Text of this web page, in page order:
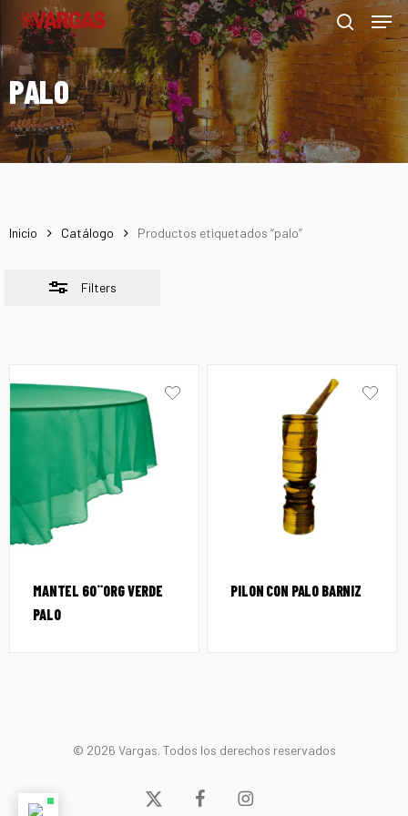
Skip
main
content
search
Menu
PALO
Inicio Catálogo Productos etiquetados “palo”
Filters
Close
Filters
MANTEL 60¨ORG VERDE
PALO
PILON CON PALO BARNIZ
© 2026 Vargas. Todos los derechos reservados
x-
facebookinstagram
Menu